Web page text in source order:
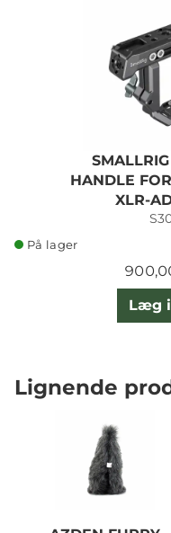
HANDLE
XLR-
På lager
Læg
Lignende